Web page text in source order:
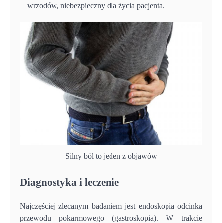
wrzodów, niebezpieczny dla życia pacjenta.
Silny ból to jeden z objawów
Diagnostyka i leczenie
Najczęściej zlecanym badaniem jest endoskopia odcinka
przewodu pokarmowego (gastroskopia). W trakcie